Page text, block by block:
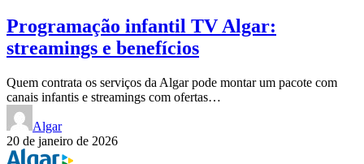
Programação infantil TV Algar:
streamings e benefícios
Quem contrata os serviços da Algar pode montar um pacote com
canais infantis e streamings com ofertas…
Algar
20 de janeiro de 2026